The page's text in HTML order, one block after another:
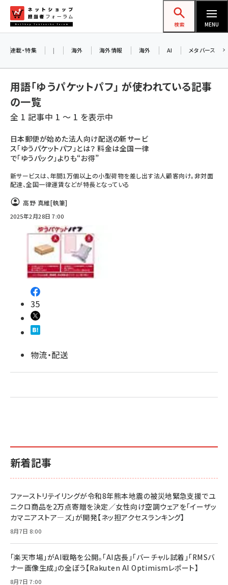
ン
ネットショップ担当者フォーラム
検索 MENU
amazon (2259)
yahoo (1908)
楽天 (1874)
ecbeing (1211)
アスクル (1122)
base (1083)
ビィ・フォアード (778)
revico (744)
連載・特集 | 海外 海外情報 海外 AI メタバース
用語「ゆうパケットパフ」 が使われている記事
の一覧
全 1 記事中 1 ～ 1 を表示中
日本郵便が始めた法人向け配送の新サービ
ス「ゆうパケットパフ」とは？ 料金は全国一律
で「ゆうパック」よりも“お得”
新サービスは、年間1万個以上の小型荷物を差し出す法人顧客向け。非対面
配達、全国一律運賃などが特長となっている
高野 真維[執筆]
2025年2月28日 7:00
35
物流・配送
新着記事
ファーストリテイリングが令和8年熊本地震の被災地緊急支援でユ
ニクロ商品を2万点寄贈を決定／女性向け空調ウェアを「イーザッ
カマニアストア―ズ」が開発【ネッ担アクセスランキング】
8月7日 8:00
「楽天市場」がAI戦略を公開。「AI店長」「バーチャル試着」「RMSバ
ナー画像生成」の全ぼう【Rakuten AI Optimismレポート】
8月7日 7:00